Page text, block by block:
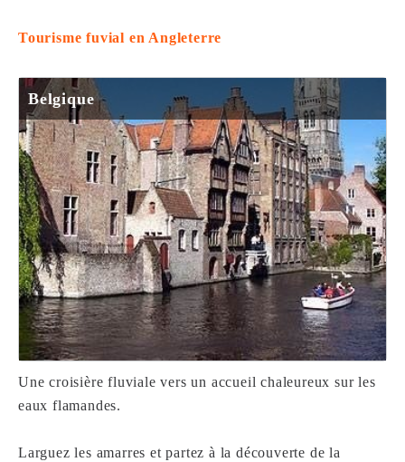
Tourisme fuvial en Angleterre
Belgique
Une croisière fluviale vers un accueil chaleureux sur les
eaux flamandes.
Larguez les amarres et partez à la découverte de la